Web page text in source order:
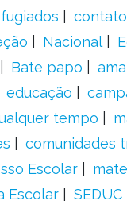
contato
Nacional
Bate papo
educação
tempo
comunidades
Escolar
Escolar SEDUC